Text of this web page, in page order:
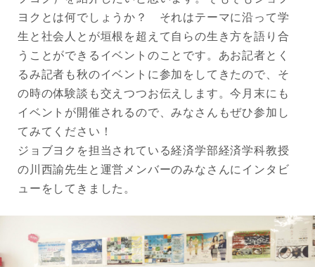
ヨクとは何でしょうか？ それはテーマに沿って学
生と社会人とが垣根を超えて自らの生き方を語り合
うことができるイベントのことです。あお記者とく
るみ記者も秋のイベントに参加をしてきたので、そ
の時の体験談も交えつつお伝えします。今月末にも
イベントが開催されるので、みなさんもぜひ参加し
てみてください！
ジョブヨクを担当されている経済学部経済学科教授
の川西諭先生と運営メンバーのみなさんにインタビ
ューをしてきました。